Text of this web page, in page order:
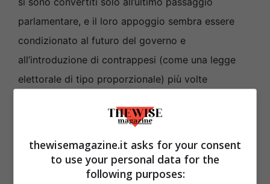
parlamentare, e il loro appoggio sembra essere
condizionato al futuro del governo e
all’introduzione di contrappesi (come una legge
elettorale di tipo proporzionale) più volte
pervenire anche dai sindacati confederali (CGIL,
una posizione ufficiale in merito.
thewisemagazine.it asks for your consent
to use your personal data for the
following purposes: